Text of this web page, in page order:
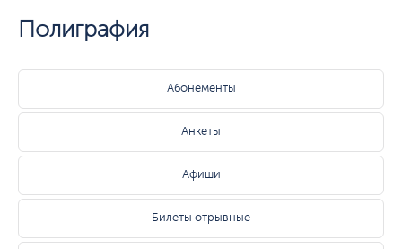
Полиграфия
Абонементы
Анкеты
Афиши
Билеты отрывные